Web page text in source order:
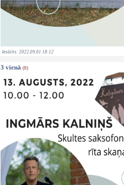
Iesūtīts: 2022.09.01 18:12
3 vienā (0)